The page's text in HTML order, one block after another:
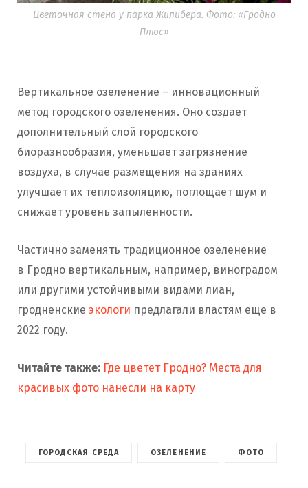
Цветочная стена у парка Жилибера. Фото: «Гродно
Плюс»
Вертикальное озеленение – инновационный
метод городского озеленения. Оно создает
дополнительный слой городского
биоразнообразия, уменьшает загрязнение
воздуха, в случае размещения на зданиях
улучшает их теплоизоляцию, поглощает шум и
снижает уровень запыленности.
Частично заменять традиционное озеленение
в Гродно вертикальным, например, виноградом
или другими устойчивыми видами лиан,
гродненские экологи предлагали властям еще в
2022 году.
Читайте также: Где цветет Гродно? Места для
красивых фото нанесли на карту
ГОРОДСКАЯ СРЕДА ОЗЕЛЕНЕНИЕ ФОТО